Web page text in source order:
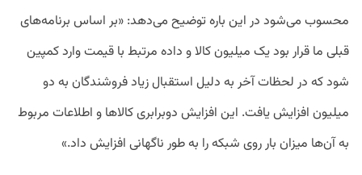
محسوب می‌شود در این باره توضیح می‌دهد:‌ «بر اساس برنامه‌های
قبلی ما قرار بود یک میلیون کالا و داده مرتبط با قیمت وارد کمپین
شود که در لحظات آخر به دلیل استقبال زیاد فروشندگان به دو
میلیون افزایش یافت. این افزایش دوبرابری کالاها و اطلاعات مربوط
به آن‌ها میزان بار روی شبکه را به طور ناگهانی افزایش داد.»